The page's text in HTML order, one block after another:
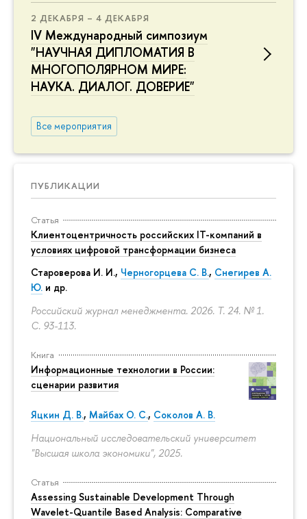
2 ДЕКАБРЯ – 4 ДЕКАБРЯ
IV Международный симпозиум
"НАУЧНАЯ ДИПЛОМАТИЯ В
МНОГОПОЛЯРНОМ МИРЕ:
НАУКА. ДИАЛОГ. ДОВЕРИЕ"
Все мероприятия
ПУБЛИКАЦИИ
Статья
Клиентоцентричность российских IT-компаний в
условиях цифровой трансформации бизнеса
Староверова И. И., Черногорцева С. В., Снегирев А.
Ю. и др.
Российский журнал менеджмента. 2026. Т. 24. № 1.
С. 93-113.
Книга
Информационные технологии в России:
сценарии развития
Яцкин Д. В., Майбах О. С., Соколов А. В.
Национальный исследовательский университет
"Высшая школа экономики", 2025.
Статья
Assessing Sustainable Development Through
Wavelet-Quantile Based Analysis: Comparative